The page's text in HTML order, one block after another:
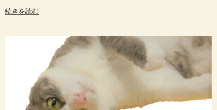
続きを読む